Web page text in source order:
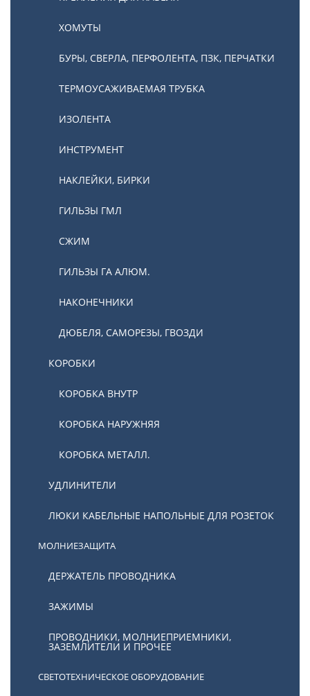
ХОМУТЫ
БУРЫ, СВЕРЛА, ПЕРФОЛЕНТА, ПЗК, ПЕРЧАТКИ
ТЕРМОУСАЖИВАЕМАЯ ТРУБКА
ИЗОЛЕНТА
ИНСТРУМЕНТ
НАКЛЕЙКИ, БИРКИ
ГИЛЬЗЫ ГМЛ
СЖИМ
ГИЛЬЗЫ ГА АЛЮМ.
НАКОНЕЧНИКИ
ДЮБЕЛЯ, САМОРЕЗЫ, ГВОЗДИ
КОРОБКИ
КОРОБКА ВНУТР
КОРОБКА НАРУЖНЯЯ
КОРОБКА МЕТАЛЛ.
УДЛИНИТЕЛИ
ЛЮКИ КАБЕЛЬНЫЕ НАПОЛЬНЫЕ ДЛЯ РОЗЕТОК
МОЛНИЕЗАЩИТА
ДЕРЖАТЕЛЬ ПРОВОДНИКА
ЗАЖИМЫ
ПРОВОДНИКИ, МОЛНИЕПРИЕМНИКИ,
ЗАЗЕМЛИТЕЛИ И ПРОЧЕЕ
СВЕТОТЕХНИЧЕСКОЕ ОБОРУДОВАНИЕ